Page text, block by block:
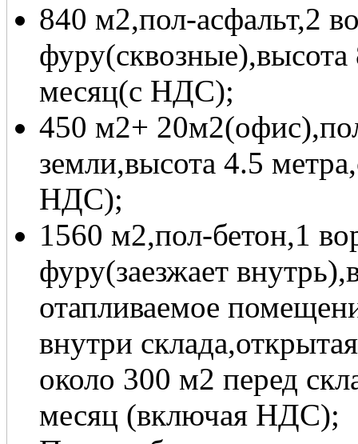
840 м2,пол-асфальт,2
месяц(с НДС);
450 м2+
земли,высота 4.5
НДС);
1560 м2,пол-бетон,1
фуру(заезжает
отапливаемое
внутри
около 300 м2 перед
месяц (включая НДС);